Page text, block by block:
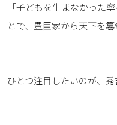
「子どもを生まなかった
とで、豊臣家から天下を
ひとつ注目したいのが、